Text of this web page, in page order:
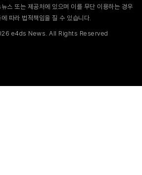
스 또는 제공처에 있으며 이를 무단 이용하는 경우
따라 법적책임을 질 수 있습니다.
e4ds News. All Rights Reserved